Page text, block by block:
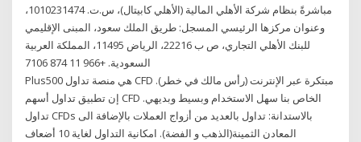
مباشرةً بنظام شركة الأهلي المالية (الأهلي كابيتال)، س.ت. 1010231474،
وعنوان مركزها الرئيسي المسجل: طريق الملك سعود، المبنى الإقليمي
للبنك الأهلي التجاري، ص ب 22216، الرياض 11495، المملكة العربية
السعودية. +966 11 874 7106
Plus500 هي منصة تداول CFD مبتكرة عبر الإنترنت (رأس مالك في خطر).
إن تطبيق تداول أسهم CFD الخاص بنا سهل الاستخدام وبسيط وبديهي.
تداول CFDs بالاستدانة: تداول بالعديد من أزواج العملات بالإضافة الى
المعادن الثمينة(الذهب و الفضة). امكانية التداول لغاية 10 أضعاف